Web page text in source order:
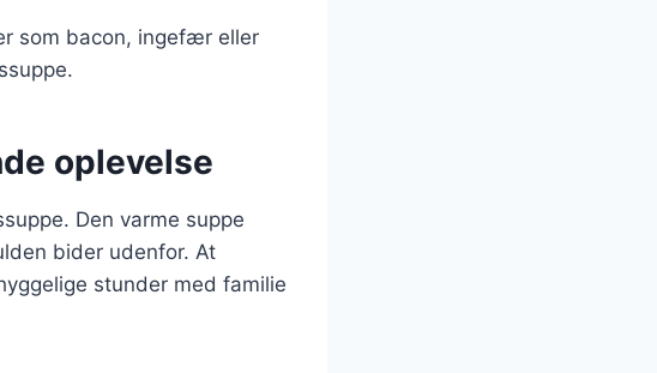
som bacon, ingefær eller
oplevelse
Den varme suppe
bider udenfor. At
stunder med familie